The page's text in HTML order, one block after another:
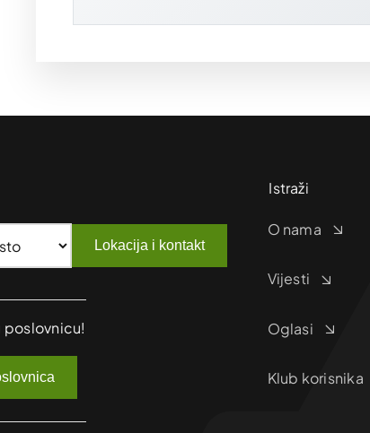
Lokacija i kontakt
poslovnicu!
Istraži
O nama
Vijesti
Oglasi
Klub korisnika